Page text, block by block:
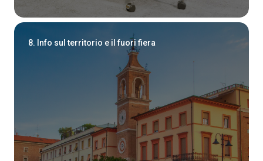
8. Info sul territorio e il fuori fiera